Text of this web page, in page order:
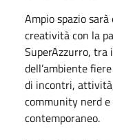
Ampio spazio
creatività con la
SuperAzzurro, tra
dell’ambiente
di incontri,
community nerd e
contemporaneo.